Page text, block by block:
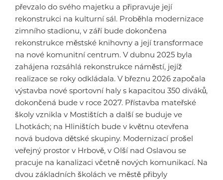
převzalo do svého majetku a připravuje její
rekonstrukci na kulturní sál. Proběhla modernizace
zimního stadionu, v září bude dokončena
rekonstrukce městské knihovny a její transformace
na nové komunitní centrum. V dubnu 2025 byla
zahájena rozsáhlá rekonstrukce náměstí, jejíž
realizace se roky odkládala. V březnu 2026 započala
výstavba nové sportovní haly s kapacitou 350 diváků,
dokončená bude v roce 2027. Přístavba mateřské
školy vznikla v Mostištích a další se buduje ve
Lhotkách; na Hliništích bude v květnu otevřena
nová budova dětské skupiny. Modernizací prošel
veřejný prostor v Hrbově, v Olší nad Oslavou se
pracuje na kanalizaci včetně nových komunikací. Na
dvou základních školách ve městě přibyly